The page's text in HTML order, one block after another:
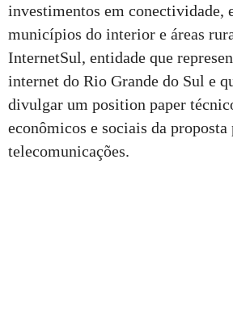
investimentos em conectividade,
municípios do interior e áreas
InternetSul, entidade que
internet do Rio Grande do Sul e
divulgar um position paper
econômicos e sociais da proposta
telecomunicações.